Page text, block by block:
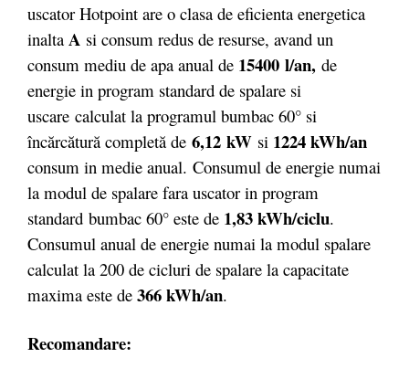
uscator Hotpoint are o clasa de eficienta energetica
inalta A si consum redus de resurse, avand un
consum mediu de apa anual de 15400 l/an, de
energie in program standard de spalare si
uscare calculat la programul bumbac 60° si
încărcătură completă de 6,12 kW si 1224 kWh/an
consum in medie anual. Consumul de energie numai
la modul de spalare fara uscator in program
standard bumbac 60° este de 1,83 kWh/ciclu.
Consumul anual de energie numai la modul spalare
calculat la 200 de cicluri de spalare la capacitate
maxima este de 366kWh/an.
Recomandare: